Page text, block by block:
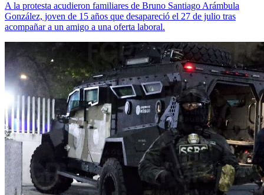
A la protesta acudieron familiares de Bruno Santiago Arámbula
González, joven de 15 años que desapareció el 27 de julio tras
acompañar a un amigo a una oferta laboral.